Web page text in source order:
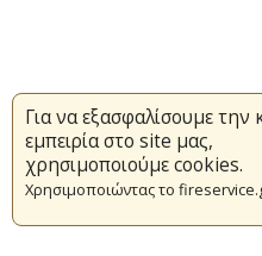
Για να εξασφαλίσουμε την
εμπειρία στο site μας,
χρησιμοποιούμε cookies.
Χρησιμοποιώντας το